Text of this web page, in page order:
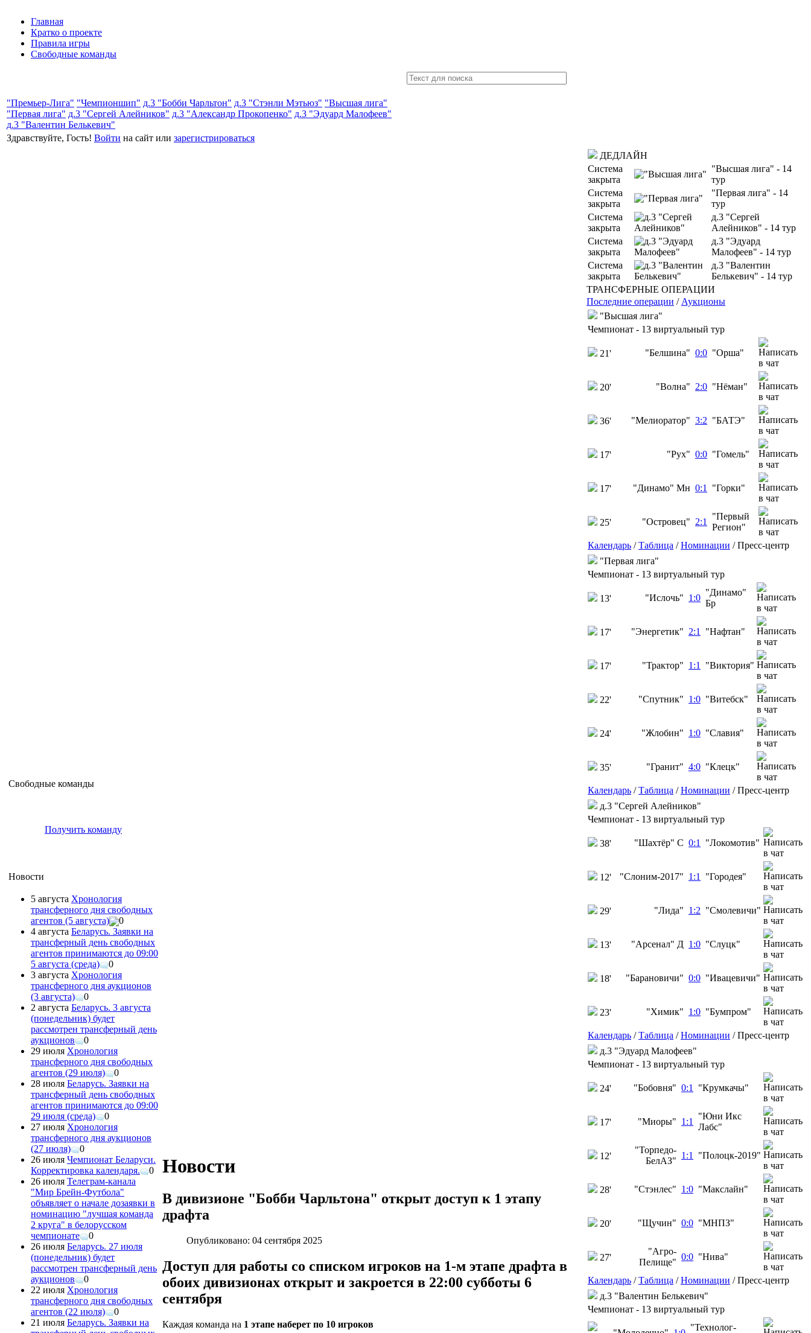
Главная
Кратко о проекте
Правила игры
Свободные команды
"Премьер-Лига" "Чемпионшип" д.3 "Бобби Чарльтон" д.3 "Стэнли Мэтьюз" "Высшая лига"
"Первая лига" д.3 "Сергей Алейников" д.3 "Александр Прокопенко" д.3 "Эдуард Малофеев"
д.3 "Валентин Белькевич"
Здравствуйте, Гость! Войти на сайт или зарегистрироваться
Свободные команды
Получить команду
Новости
5 августа Хронология
трансферного дня свободных
агентов (5 августа)
0
4 августа Беларусь. Заявки на
трансферный день свободных
агентов принимаются до 09:00
5 августа (среда)
0
3 августа Хронология
трансферного дня аукционов
(3 августа)
0
2 августа Беларусь. 3 августа
(понедельник) будет
рассмотрен трансферный день
аукционов
0
29 июля Хронология
трансферного дня свободных
агентов (29 июля)
0
28 июля Беларусь. Заявки на
трансферный день свободных
агентов принимаются до 09:00
29 июля (среда)
0
27 июля Хронология
трансферного дня аукционов
(27 июля)
0
26 июля Чемпионат Беларуси.
Корректировка календаря.
0
26 июля Телеграм-канала
"Мир Брейн-Футбола"
объявляет о начале дозаявки в
номинацию "лучшая команда
2 круга" в белорусском
чемпионате
0
26 июля Беларусь. 27 июля
(понедельник) будет
рассмотрен трансферный день
аукционов
0
22 июля Хронология
трансферного дня свободных
агентов (22 июля)
0
21 июля Беларусь. Заявки на
Новости
В дивизионе "Бобби Чарльтона" открыт доступ к 1 этапу
драфта
Опубликовано: 04 сентября 2025
Доступ для работы со списком игроков на 1-м этапе драфта в
обоих дивизионах открыт и закроется в 22:00 субботы 6
сентября
Каждая команда на 1 этапе наберет по 10 игроков
ДЕДЛАЙН
Система
закрыта
"Высшая лига" - 14
тур
Система
закрыта
"Первая лига" - 14
тур
Система
закрыта
д.3 "Сергей
Алейников" - 14 тур
Система
закрыта
д.3 "Эдуард
Малофеев" - 14 тур
Система
закрыта
д.3 "Валентин
Белькевич" - 14 тур
ТРАНСФЕРНЫЕ ОПЕРАЦИИ
Последние операции / Аукционы
"Высшая лига"
Чемпионат - 13 виртуальный тур
21' "Белшина" 0:0 "Орша"
20' "Волна" 2:0 "Нёман"
36' "Мелиоратор" 3:2 "БАТЭ"
17' "Рух" 0:0 "Гомель"
17' "Динамо" Мн 0:1 "Горки"
25' "Островец" 2:1
"Первый
Регион"
Календарь /Таблица /Номинации /Пресс-центр
"Первая лига"
Чемпионат - 13 виртуальный тур
13' "Ислочь" 1:0
"Динамо"
Бр
17' "Энергетик" 2:1 "Нафтан"
17' "Трактор" 1:1 "Виктория"
22' "Спутник" 1:0 "Витебск"
24' "Жлобин" 1:0 "Славия"
35' "Гранит" 4:0 "Клецк"
Календарь /Таблица /Номинации /Пресс-центр
д.3 "Сергей Алейников"
Чемпионат - 13 виртуальный тур
38' "Шахтёр" С 0:1 "Локомотив"
12' "Слоним-2017" 1:1 "Городея"
29' "Лида" 1:2 "Смолевичи"
13' "Арсенал" Д 1:0 "Слуцк"
18' "Барановичи" 0:0 "Ивацевичи"
23' "Химик" 1:0 "Бумпром"
Календарь /Таблица /Номинации /Пресс-центр
д.3 "Эдуард Малофеев"
Чемпионат - 13 виртуальный тур
24' "Бобовня" 0:1 "Крумкачы"
17' "Миоры" 1:1
"Юни Икс
Лабс"
12'
"Торпедо-
БелАЗ"
1:1 "Полоцк-2019"
28' "Стэнлес" 1:0 "Макслайн"
20' "Щучин" 0:0 "МНПЗ"
27'
"Агро-
Пелище"
0:0 "Нива"
Календарь /Таблица /Номинации /Пресс-центр
д.3 "Валентин Белькевич"
Чемпионат - 13 виртуальный тур
"Технолог-